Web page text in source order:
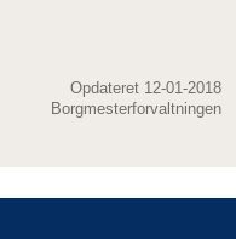
Opdateret 12-01-2018
Borgmesterforvaltningen